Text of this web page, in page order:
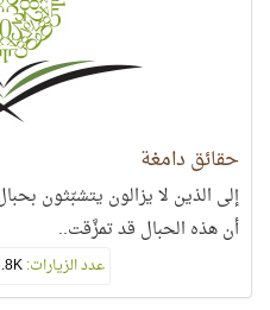
حقائق دامغة
إلى الذين لا يزالون يتشبّثون
أن هذه الحبال قد تمزَّقت..
عدد الزيارات:16.8K